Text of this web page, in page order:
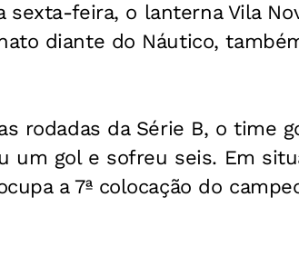
sexta-feira, o lanterna Vila
diante do Náutico,
rodadas da Série B, o time
um gol e sofreu seis. Em
a 7ª colocação do